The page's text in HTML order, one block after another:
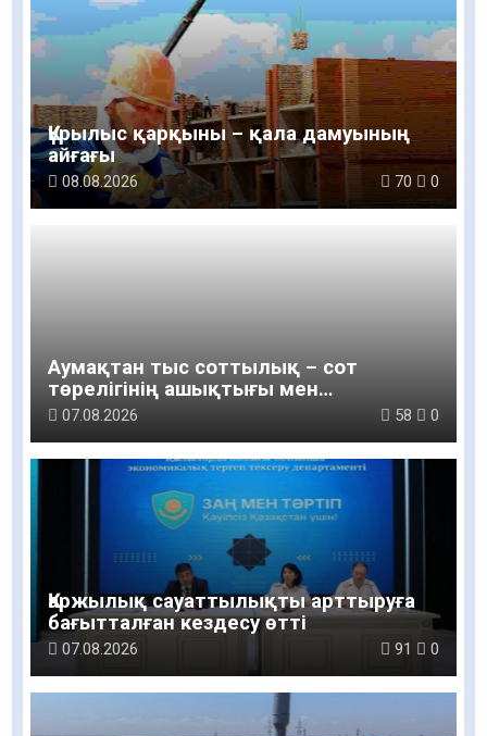
Құрылыс қарқыны – қала дамуының
айғағы
08.08.2026 70 0
Аумақтан тыс соттылық – сот
төрелігінің ашықтығы мен
қолжетімділігін арттыру құралы
07.08.2026 58 0
Қаржылық сауаттылықты арттыруға
бағытталған кездесу өтті
07.08.2026 91 0